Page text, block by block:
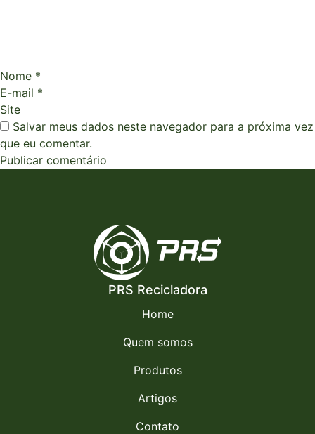
Nome *
E-mail *
Site
Salvar meus dados neste navegador para a próxima vez
que eu comentar.
PRS Recicladora
Home
Quem somos
Produtos
Artigos
Contato